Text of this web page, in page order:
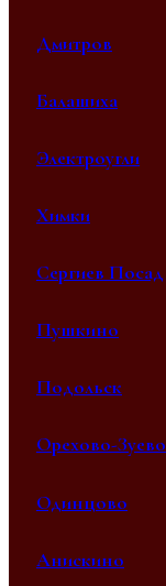
Дмитров
Балашиха
Электроугли
Химки
Сергиев Посад
Пушкино
Подольск
Орехово-Зуево
Одинцово
Анискино